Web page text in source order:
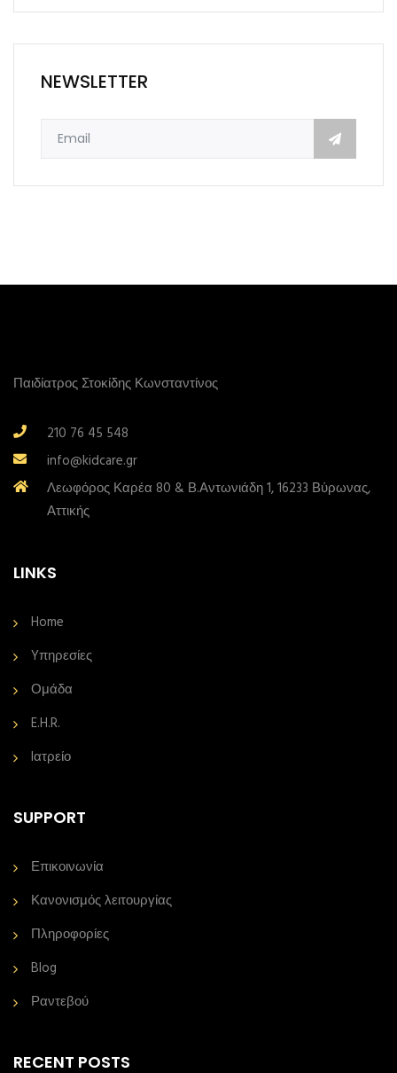
NEWSLETTER
Παιδίατρος Στοκίδης Κωνσταντίνος
210 76 45 548
info@kidcare.gr
Λεωφόρος Καρέα 80 & Β.Αντωνιάδη 1, 16233 Βύρωνας,
Αττικής
LINKS
Home
Yπηρεσίες
Ομάδα
E.H.R.
Iατρείο
SUPPORT
Επικοινωνία
Κανονισμός λειτουργίας
Πληροφορίες
Blog
Ραντεβού
RECENT POSTS